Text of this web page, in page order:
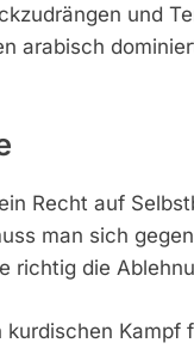
und
arabisch
Recht auf
man sich
richtig die
kurdischen